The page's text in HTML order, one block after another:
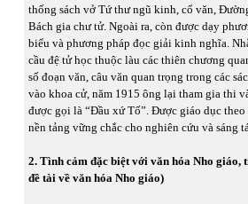
thống sách vở Tứ thư ngũ kinh, cổ văn,
Bách gia chư tử. Ngoài ra, còn được dạy
biểu và phương pháp đọc giải kinh nghĩa.
cầu đệ tử học thuộc làu các thiên chương
số đoạn văn, câu văn quan trọng trong các
vào khoa cử, năm 1915 ông lại tham gia thi
được gọi là “Đầu xứ Tố”. Được giáo dục
nền tảng vững chắc cho nghiên cứu và sáng
2. Tình cảm đặc biệt với văn hóa Nho giáo,
đề tài về văn hóa Nho giáo)